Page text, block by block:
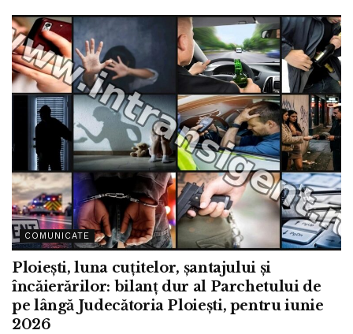
COMUNICATE
Ploiești, luna cuțitelor, șantajului și
încăierărilor: bilanț dur al Parchetului de
pe lângă Judecătoria Ploiești, pentru iunie
2026